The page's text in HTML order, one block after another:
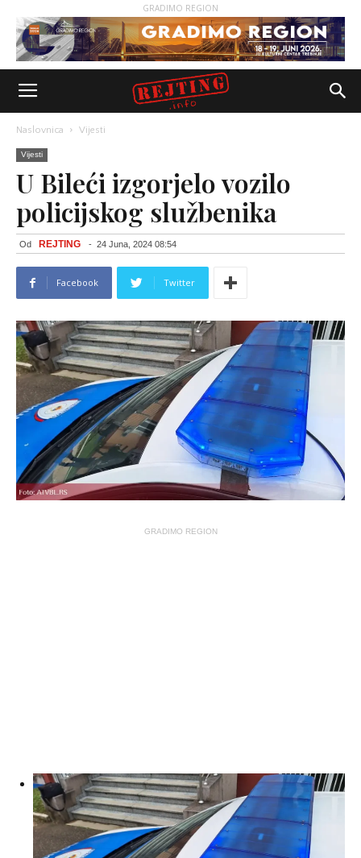
GRADIMO REGION
Naslovnica Vijesti
Vijesti
U Bileći izgorjelo vozilo
policijskog službenika
Od REJTING - 24 Juna, 2024 08:54
Facebook Twitter
GRADIMO REGION